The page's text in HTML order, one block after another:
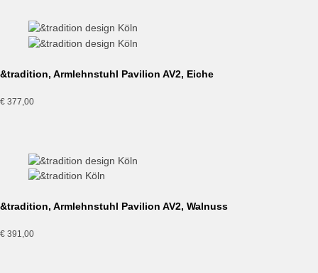
&tradition, Armlehnstuhl Pavilion AV2, Eiche
€ 377,00
&tradition, Armlehnstuhl Pavilion AV2, Walnuss
€ 391,00